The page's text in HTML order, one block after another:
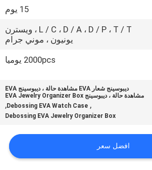
15 يوم
L / C ، D / A ، D / P ، T / T ، ويسترن
يونيون ، موني جرام
2000pcs يوميا
ديبوسينج شعار EVA مشاهدة حالة ، ديبوسينج EVA
مشاهدة حالة ، ديبوسينج EVA Jewelry Organizer Box
,
Debossing EVA Watch Case
,
Debossing EVA Jewelry Organizer Box
افضل سعر